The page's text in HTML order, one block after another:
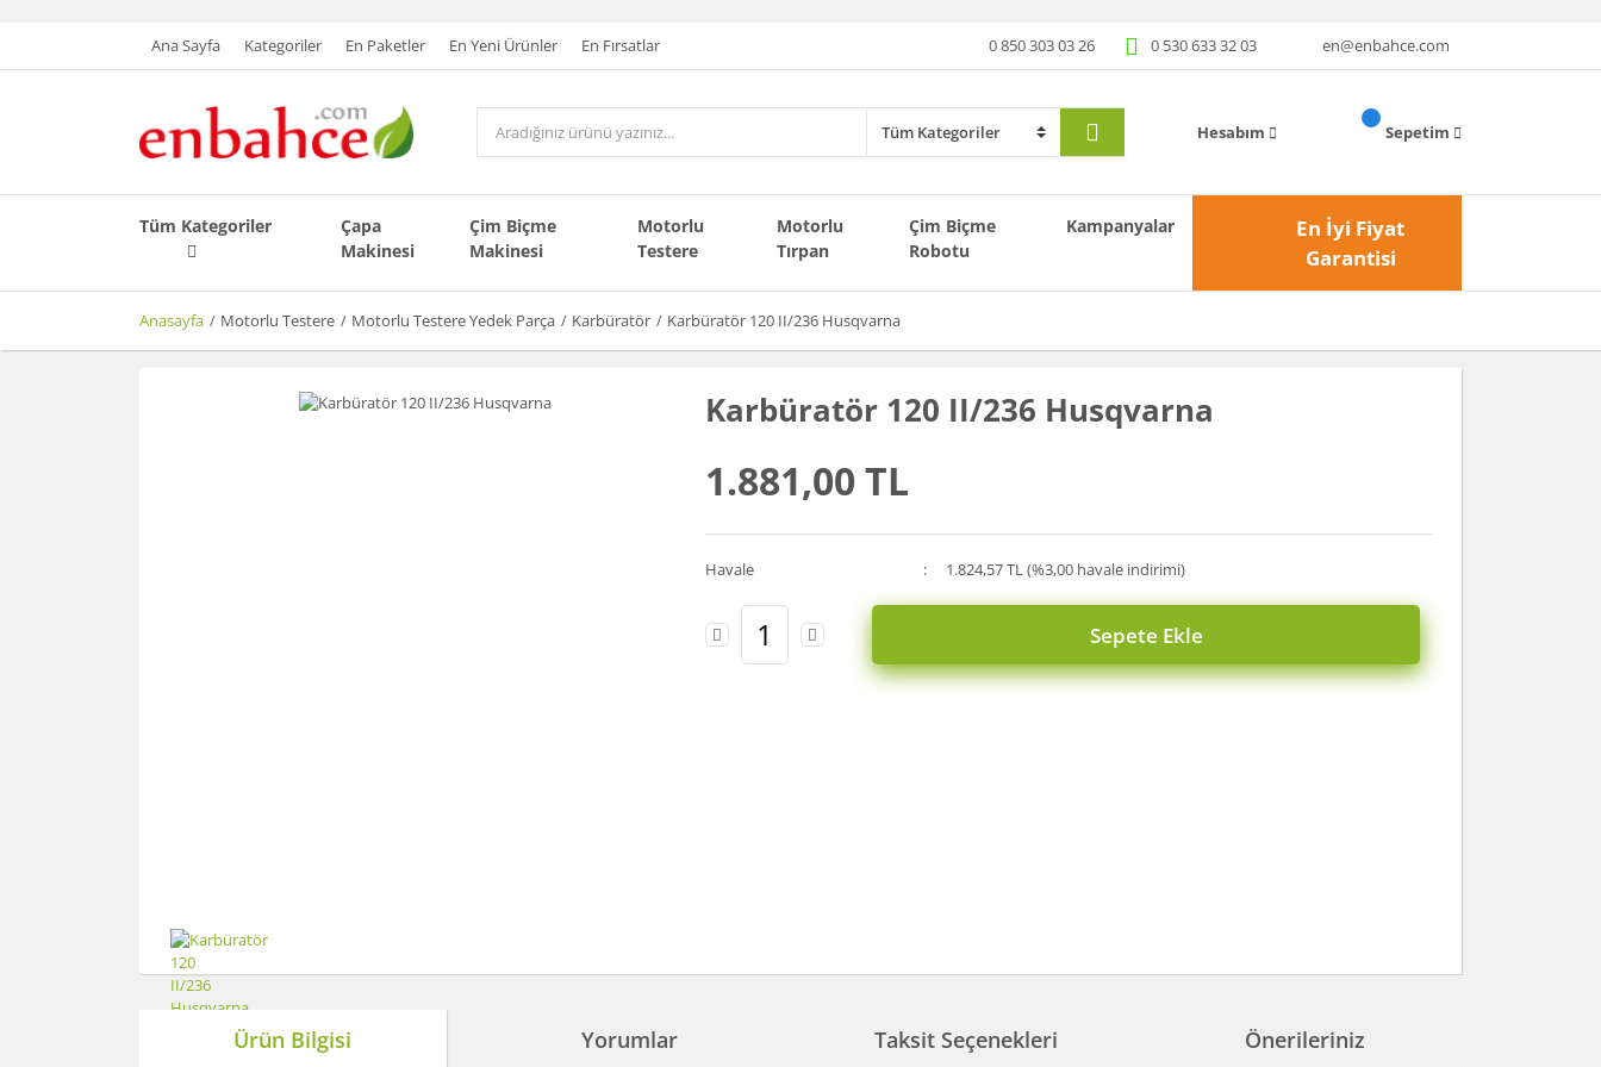
Ana Sayfa Kategoriler En Paketler En Yeni Ürünler En Fırsatlar 0 850 303 03 26 0 530 633 32 03 en@enbahce.com
Hesabım Sepetim
Tüm Kategoriler
Çapa
Makinesi
Çim Biçme
Makinesi
Motorlu
Testere
Motorlu
Tırpan
Çim Biçme
Robotu
Kampanyalar
En İyi Fiyat
Garantisi
Anasayfa Motorlu Testere Motorlu Testere Yedek Parça Karbüratör Karbüratör 120 II/236 Husqvarna
Karbüratör 120 II/236 Husqvarna
1.881,00 TL
Havale 1.824,57 TL (%3,00 havale indirimi)
Sepete Ekle
Ürün Bilgisi Yorumlar Taksit Seçenekleri Önerileriniz